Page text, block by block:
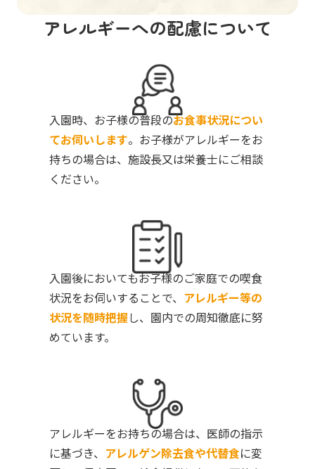
アレルギーへの配慮について
入園時、お子様の普段のお食事状況につい
てお伺いします。お子様がアレルギーをお
持ちの場合は、施設長又は栄養士にご相談
ください。
入園後においてもお子様のご家庭での喫食
状況をお伺いすることで、 アレルギー等の
状況を随時把握し、園内での周知徹底に努
めています。
アレルギーをお持ちの場合は、医師の指示
に基づき、 アレルゲン除去食や代替食に変